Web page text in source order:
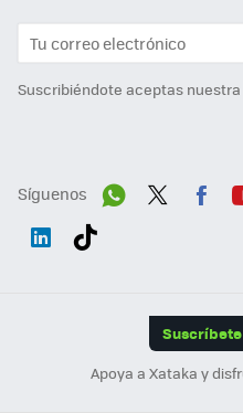
Suscribiéndote aceptas nuestra
Síguenos
Apoya a Xataka y